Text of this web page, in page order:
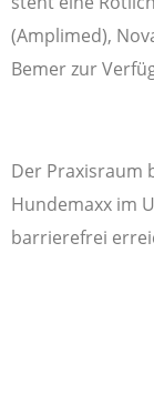
(Amplimed),
Bemer zur
Der Praxisraum
Hundemaxx im
barrierefrei